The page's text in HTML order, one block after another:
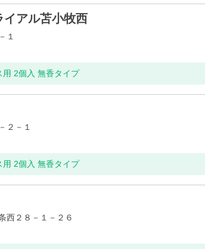
イアル苫小牧西
１
用 2個入 無香タイプ
２－１
用 2個入 無香タイプ
西２８－１－２６